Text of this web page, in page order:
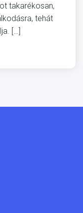
takarékosan,
tehát
[…]